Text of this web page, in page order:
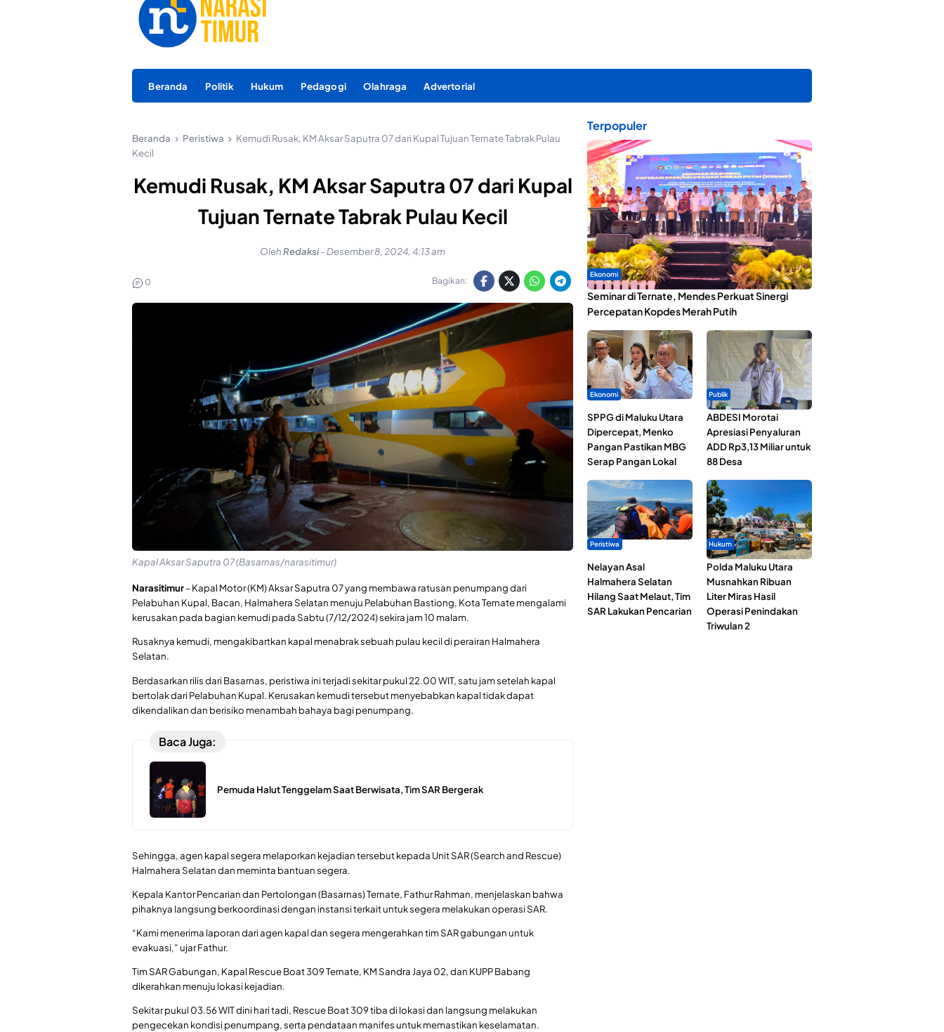
Beranda Politik Hukum Pedagogi Olahraga Advertorial
Beranda Peristiwa
Kemudi Rusak, KM Aksar Saputra 07 dari Kupal Tujuan Ternate Tabrak Pulau
Kecil
Kemudi Rusak, KM Aksar Saputra 07 dari Kupal
Tujuan Ternate Tabrak Pulau Kecil
OlehRedaksi- Desember 8, 2024, 4:13 am
0 Bagikan:
Kapal Aksar Saputra 07 (Basarnas/narasitimur)
Narasitimur– Kapal Motor (KM) Aksar Saputra 07 yang membawa ratusan penumpang dari
Pelabuhan Kupal, Bacan, Halmahera Selatan menuju Pelabuhan Bastiong, Kota Ternate mengalami
kerusakan pada bagian kemudi pada Sabtu (7/12/2024) sekira jam 10 malam.
Rusaknya kemudi, mengakibartkan kapal menabrak sebuah pulau kecil di perairan Halmahera
Selatan.
Berdasarkan rilis dari Basarnas, peristiwa ini terjadi sekitar pukul 22.00 WIT, satu jam setelah kapal
bertolak dari Pelabuhan Kupal. Kerusakan kemudi tersebut menyebabkan kapal tidak dapat
dikendalikan dan berisiko menambah bahaya bagi penumpang.
Baca Juga:
Pemuda Halut Tenggelam Saat Berwisata, Tim SAR Bergerak
Sehingga, agen kapal segera melaporkan kejadian tersebut kepada Unit SAR (Search and Rescue)
Halmahera Selatan dan meminta bantuan segera.
Kepala Kantor Pencarian dan Pertolongan (Basarnas) Ternate, Fathur Rahman, menjelaskan bahwa
pihaknya langsung berkoordinasi dengan instansi terkait untuk segera melakukan operasi SAR.
“Kami menerima laporan dari agen kapal dan segera mengerahkan tim SAR gabungan untuk
evakuasi,” ujar Fathur.
Tim SAR Gabungan, Kapal Rescue Boat 309 Ternate, KM Sandra Jaya 02, dan KUPP Babang
dikerahkan menuju lokasi kejadian.
Sekitar pukul 03.56 WIT dini hari tadi, Rescue Boat 309 tiba di lokasi dan langsung melakukan
pengecekan kondisi penumpang, serta pendataan manifes untuk memastikan keselamatan.
Terpopuler
Ekonomi
Seminar di Ternate, Mendes Perkuat Sinergi
Percepatan Kopdes Merah Putih
Ekonomi
SPPG di Maluku Utara
Dipercepat, Menko
Pangan Pastikan MBG
Serap Pangan Lokal
Publik
ABDESI Morotai
Apresiasi Penyaluran
ADD Rp3,13 Miliar untuk
88 Desa
Peristiwa
Nelayan Asal
Halmahera Selatan
Hilang Saat Melaut, Tim
SAR Lakukan Pencarian
Hukum
Polda Maluku Utara
Musnahkan Ribuan
Liter Miras Hasil
Operasi Penindakan
Triwulan 2